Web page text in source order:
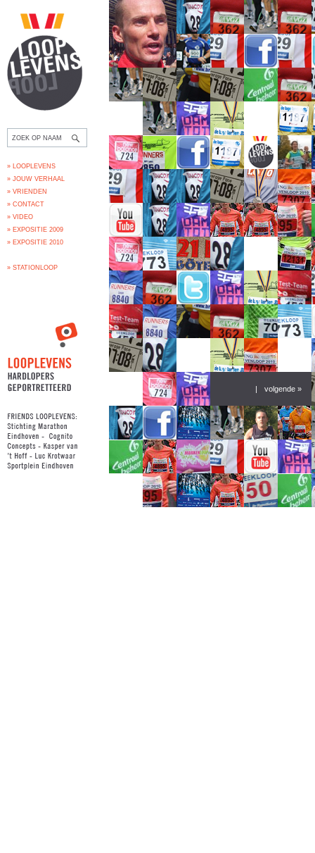
» LOOPLEVENS
» JOUW VERHAAL
» VRIENDEN
» CONTACT
» VIDEO
» EXPOSITIE 2009
» EXPOSITIE 2010
» STATIONLOOP
| volgende »